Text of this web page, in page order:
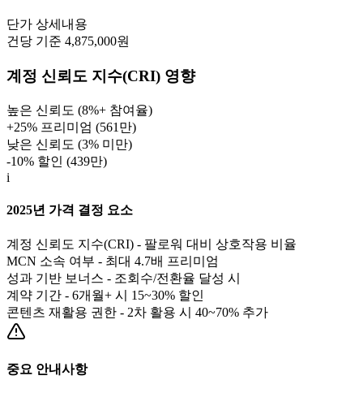
단가 상세내용
건당 기준 4,875,000원
계정 신뢰도 지수(CRI) 영향
높은 신뢰도 (8%+ 참여율)
+25% 프리미엄 (561만)
낮은 신뢰도 (3% 미만)
-10% 할인 (439만)
i
2025년 가격 결정 요소
계정 신뢰도 지수(CRI) - 팔로워 대비 상호작용 비율
MCN 소속 여부 - 최대 4.7배 프리미엄
성과 기반 보너스 - 조회수/전환율 달성 시
계약 기간 - 6개월+ 시 15~30% 할인
콘텐츠 재활용 권한 - 2차 활용 시 40~70% 추가
중요 안내사항